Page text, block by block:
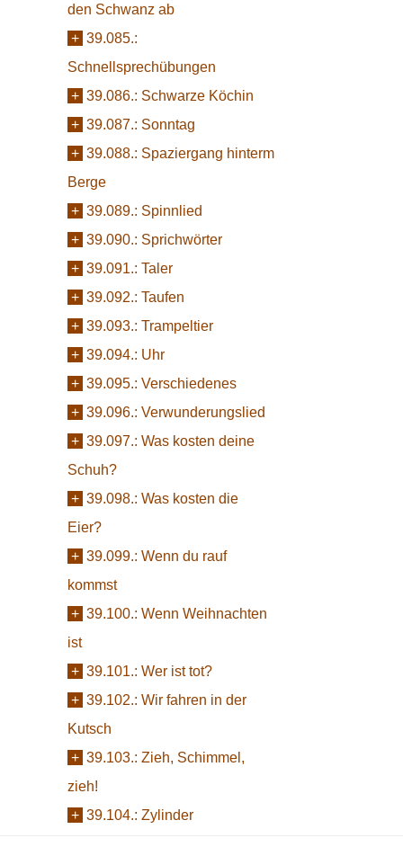
den Schwanz ab
+ 39.085.:
Schnellsprechübungen
+ 39.086.: Schwarze Köchin
+ 39.087.: Sonntag
+ 39.088.: Spaziergang hinterm
Berge
+ 39.089.: Spinnlied
+ 39.090.: Sprichwörter
+ 39.091.: Taler
+ 39.092.: Taufen
+ 39.093.: Trampeltier
+ 39.094.: Uhr
+ 39.095.: Verschiedenes
+ 39.096.: Verwunderungslied
+ 39.097.: Was kosten deine
Schuh?
+ 39.098.: Was kosten die
Eier?
+ 39.099.: Wenn du rauf
kommst
+ 39.100.: Wenn Weihnachten
ist
+ 39.101.: Wer ist tot?
+ 39.102.: Wir fahren in der
Kutsch
+ 39.103.: Zieh, Schimmel,
zieh!
+ 39.104.: Zylinder